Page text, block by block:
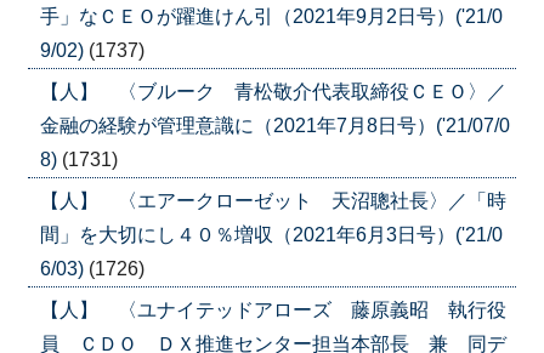
手」なＣＥＯが躍進けん引（2021年9月2日号）('21/0
9/02) (1737)
【人】 〈ブルーク 青松敬介代表取締役ＣＥＯ〉／
金融の経験が管理意識に（2021年7月8日号）('21/07/0
8) (1731)
【人】 〈エアークローゼット 天沼聰社長〉／「時
間」を大切にし４０％増収（2021年6月3日号）('21/0
6/03) (1726)
【人】 〈ユナイテッドアローズ 藤原義昭 執行役
員 ＣＤＯ ＤＸ推進センター担当本部長 兼 同デ